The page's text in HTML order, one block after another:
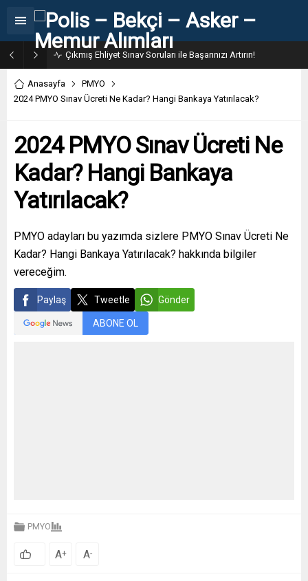
Anasayfa
PMYO
2024 PMYO Sınav Ücreti Ne Kadar? Hangi Bankaya Yatırılacak?
2024 PMYO Sınav Ücreti Ne
Kadar? Hangi Bankaya
Yatırılacak?
PMYO adayları bu yazımda sizlere PMYO Sınav Ücreti Ne
Kadar? Hangi Bankaya Yatırılacak? hakkında bilgiler
vereceğim.
Paylaş Tweetle Gönder
ABONE OL
PMYO
A+ A-